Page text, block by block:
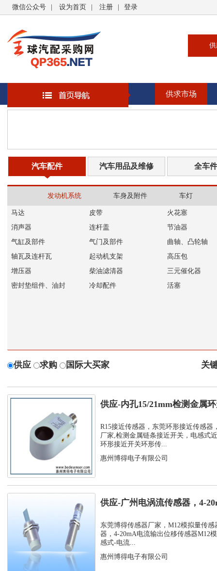
微信公众号 设为首页 注册 登录
供求市场
汽车配件 汽车用品及维修 全车件
发动机系统 车身及附件 车灯
马达 皮带
火花塞
消声器
连杆盖
节油器
气缸及部件
气门及部件
曲轴、凸轮轴
轴瓦及连杆瓦
起动机支架
高压包
增压器
柴油滤清器
三元催化器
密封垫组件、油封
冷却配件 活塞
供应 求购 国际大买家 关
供应-内孔15/21mm检测金属
孔环...
R15接近传感器，东莞环形接近传感器
厂家,检测金属链条接近开关，电感式
环形接近开关环形传...
惠州博得电子有限公司
供应-广州电涡流传感器，4-
位移传...
东莞博得传感器厂家，M12模拟量传
器，4-20mA电流输出位移传感器M12
感式-电流...
惠州博得电子有限公司